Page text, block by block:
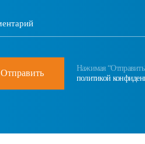
Отправить
Нажимая
политикой